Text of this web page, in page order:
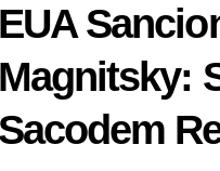
EUA
Magnitsky:
Sacodem